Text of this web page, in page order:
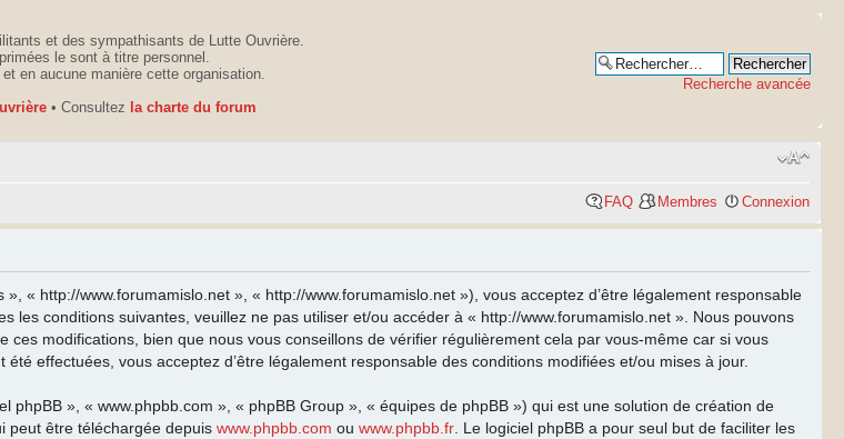
et des sympathisants de Lutte Ouvrière.
le sont à titre personnel.
en aucune manière cette organisation.
• Consultez la charte du forum
Recherche avancée
FAQ Membres Connexion
« http://www.forumamislo.net », « http://www.forumamislo.net »), vous acceptez d’être légalement responsable
les conditions suivantes, veuillez ne pas utiliser et/ou accéder à « http://www.forumamislo.net ». Nous pouvons
modifications, bien que nous vous conseillons de vérifier régulièrement cela par vous-même car si vous
effectuées, vous acceptez d’être légalement responsable des conditions modifiées et/ou mises à jour.
», « www.phpbb.com », « phpBB Group », « équipes de phpBB ») qui est une solution de création de
peut être téléchargée depuis www.phpbb.com ou www.phpbb.fr . Le logiciel phpBB a pour seul but de faciliter les